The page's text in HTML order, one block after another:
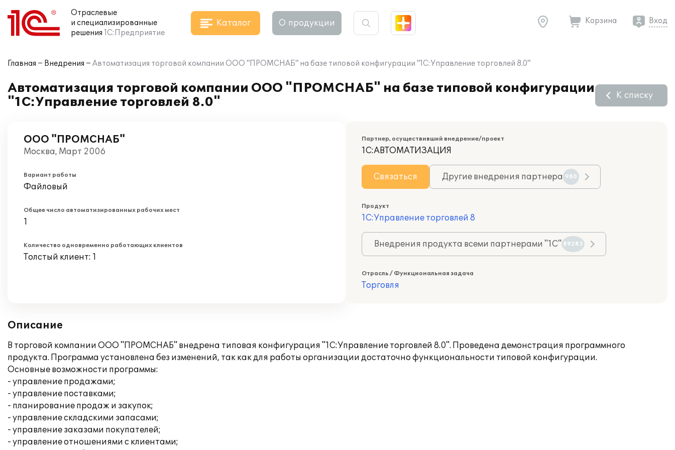
Отраслевые
и специализированные
решения 1С:Предприятие
Каталог О продукции Корзина Вход
Главная Внедрения Автоматизация торговой компании ООО "ПРОМСНАБ" на базе типовой конфигурации "1С:Управление торговлей 8.0"
Автоматизация торговой компании ООО "ПРОМСНАБ" на базе типовой конфигурации
"1С:Управление торговлей 8.0"
К списку
ООО "ПРОМСНАБ"
Москва, Март 2006
Вариант работы
Файловый
Общее число автоматизированных рабочих мест
1
Количество одновременно работающих клиентов
Толстый клиент: 1
Партнер, осуществивший внедрение/проект
1С:АВТОМАТИЗАЦИЯ
Связаться Другие внедрения партнера 980
Продукт
1С:Управление торговлей 8
Внедрения продукта всеми партнерами "1С" 89283
Отрасль / Функциональная задача
Торговля
Описание
В торговой компании ООО "ПРОМСНАБ" внедрена типовая конфигурация "1С:Управление торговлей 8.0". Проведена демонстрация программного
продукта. Программа установлена без изменений, так как для работы организации достаточно функциональности типовой конфигурации.
Основные возможности программы:
- управление продажами;
- управление поставками;
- планирование продаж и закупок;
- управление складскими запасами;
- управление заказами покупателей;
- управление отношениями с клиентами;